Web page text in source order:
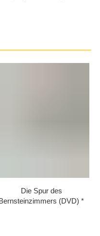
Die Spur des
(DVD)